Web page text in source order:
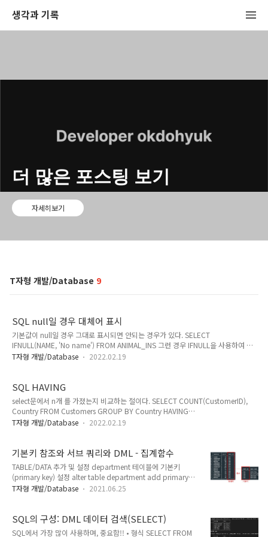
생각과 기록
더 많은 포스팅 보기
자세히보기
T자형 개발/Database 9
SQL null일 경우 대체어 표시
기본값이 null일 경우 그대로 표시되면 안되는 경우가 있다. SELECT
IFNULL(NAME, 'No name') FROM ANIMAL_INS 그런 경우 IFNULL을 사용하여 대
체어를 설정해 줄 수 있다.
T자형 개발/Database 2022.02.19
SQL HAVING
select문에서 n개 를 가졌는지 비교하는 절이다. SELECT COUNT(CustomerID),
Country FROM Customers GROUP BY Country HAVING
COUNT(CustomerID) > 5; 이렇게 하면, 나라별 CustomerID가 5개 이상인 나라만
T자형 개발/Database 2022.02.19
기본키 참조와 서브 쿼리와 DML - 집계함수
TABLE/DATA 추가 및 설정 department 테이블에 기본키
(primary key) 설정 alter table department add primary
key(dept_id); 신규 테이블 student 설정 - 기본키 : stu_id (학
primary key, name varchar(10) not null, address
varchar(10), point int, dept_id varchar(10), foreign
T자형 개발/Database 2021.06.25
SQL의 구성: DML 데이터 검색(SELECT)
SQL에서 가장 많이 사용하며, 중요함!! • 형식 SELECT FROM